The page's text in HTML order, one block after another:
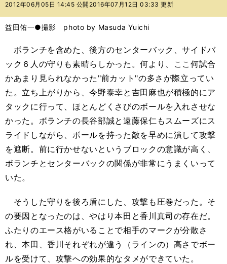
ー
バ
2012年06月05日 14:45 公開 2016年07月12日 03:33 更新
益田佑一●撮影 photo by Masuda Yuichi
ボランチを含めた、後方のセンターバック、サイドバ
ック６人の守りも素晴らしかった。何より、ここ何試合
かあまり見られなかった"前カット"の多さが際立ってい
た。立ち上がりから、今野泰幸と吉田麻也が積極的にア
タックに行って、ほとんどくさびのボールを入れさせな
かった。ボランチの長谷部誠と遠藤保仁もスムーズにス
ライドしながら、ボールを持った敵を早めに潰して攻撃
を遮断。前に行かせないというブロックの意識が高く、
ボランチとセンターバックの関係が非常にうまくいって
いた。
そうした守りを後ろ盾にした、攻撃も圧巻だった。そ
の要因となったのは、やはり本田と香川真司の存在だ。
ふたりのエース格がいることで相手のマークが分散さ
れ、本田、香川それぞれが違う（ラインの）高さでボー
ルを受けて、攻撃への効果的なタメができていた。